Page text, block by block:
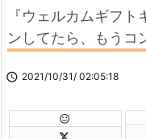
『ウェルカムギフ
ンしてたら、もうコ
 2021/10/31/ 02:05:18
